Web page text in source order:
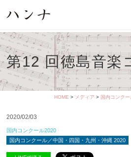
第12 回徳島音楽
HOME > メディア > 国内コンク
2020/02/03
国内コンクール2020
国内コンクール／中国・四国・九州・沖縄 2020